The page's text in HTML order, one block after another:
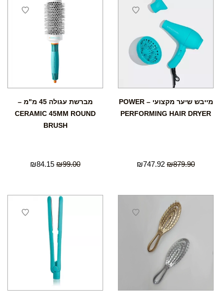
מייבש שיער מקצועי – POWER
PERFORMING HAIR DRYER
₪879.90
₪747.92
מברשת עגולה 45 מ"מ –
CERAMIC 45MM ROUND
BRUSH
₪99.00
₪84.15